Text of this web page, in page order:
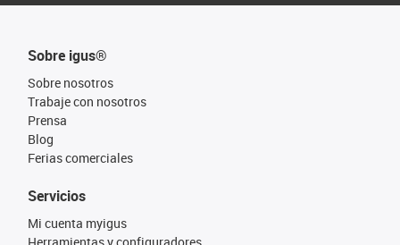
Sobre igus®
Sobre nosotros
Trabaje con nosotros
Prensa
Blog
Ferias comerciales
Servicios
Mi cuenta myigus